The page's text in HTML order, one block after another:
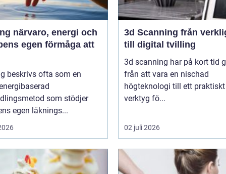
och
egen förmåga att
beskrivs ofta som en
som stödjer
egen läknings...
3d Scanning från verklighet
till digital tvilling
3d scanning har på kort tid
från att vara en nischad
högteknologi till ett praktiskt
verktyg fö...
02 juli 2026